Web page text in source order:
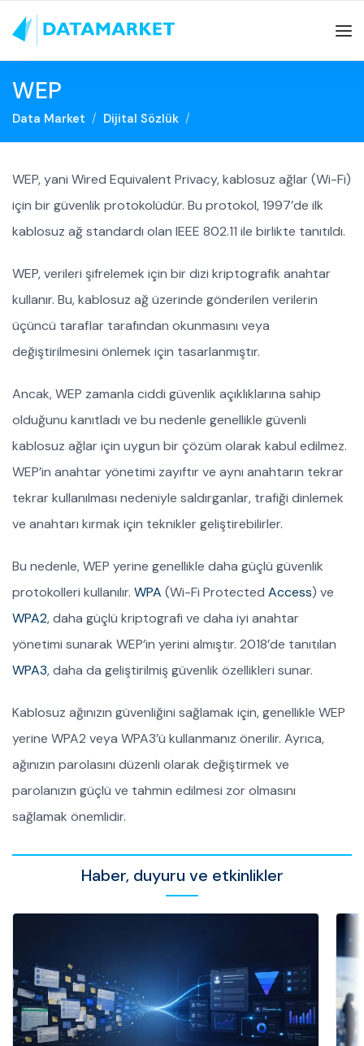
WEP
Data Market Dijital Sözlük
WEP, yani Wired Equivalent Privacy, kablosuz ağlar (Wi-Fi)
için bir güvenlik protokolüdür. Bu protokol, 1997’de ilk
kablosuz ağ standardı olan IEEE 802.11 ile birlikte tanıtıldı.
WEP, verileri şifrelemek için bir dizi kriptografik anahtar
kullanır. Bu, kablosuz ağ üzerinde gönderilen verilerin
üçüncü taraflar tarafından okunmasını veya
değiştirilmesini önlemek için tasarlanmıştır.
Ancak, WEP zamanla ciddi güvenlik açıklıklarına sahip
olduğunu kanıtladı ve bu nedenle genellikle güvenli
kablosuz ağlar için uygun bir çözüm olarak kabul edilmez.
WEP’in anahtar yönetimi zayıftır ve aynı anahtarın tekrar
tekrar kullanılması nedeniyle saldırganlar, trafiği dinlemek
ve anahtarı kırmak için teknikler geliştirebilirler.
Bu nedenle, WEP yerine genellikle daha güçlü güvenlik
protokolleri kullanılır. WPA (Wi-Fi Protected Access) ve
WPA2, daha güçlü kriptografi ve daha iyi anahtar
yönetimi sunarak WEP’in yerini almıştır. 2018’de tanıtılan
WPA3, daha da geliştirilmiş güvenlik özellikleri sunar.
Kablosuz ağınızın güvenliğini sağlamak için, genellikle WEP
yerine WPA2 veya WPA3’ü kullanmanız önerilir. Ayrıca,
ağınızın parolasını düzenli olarak değiştirmek ve
parolanızın güçlü ve tahmin edilmesi zor olmasını
sağlamak önemlidir.
Haber, duyuru ve etkinlikler